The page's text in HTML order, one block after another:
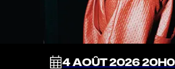
4 AOÛT 2026